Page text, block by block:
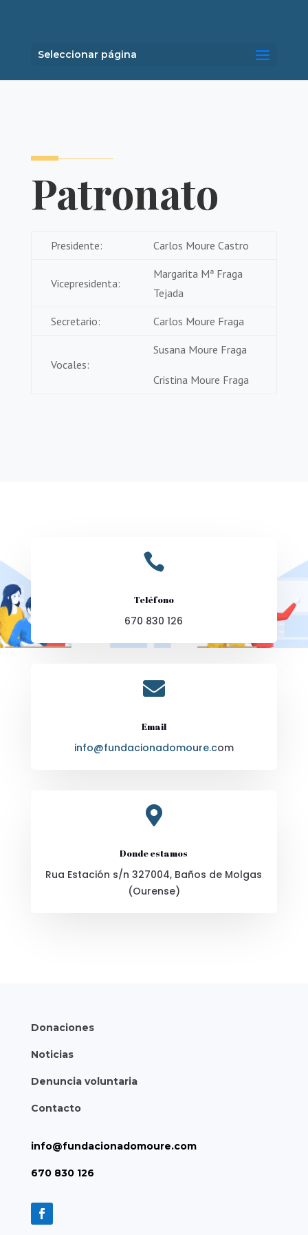
Seleccionar página
Patronato
Presidente: Carlos Moure Castro
Vicepresidenta:
Margarita Mª Fraga
Tejada
Secretario: Carlos Moure Fraga
Vocales:
Susana Moure Fraga
Cristina Moure Fraga

Teléfono
670 830 126

Email
info@fundacionadomoure.com

Donde estamos
Rua Estación s/n 327004, Baños de Molgas
(Ourense)
Donaciones
Noticias
Denuncia voluntaria
Contacto
info@fundacionadomoure.com
670 830 126